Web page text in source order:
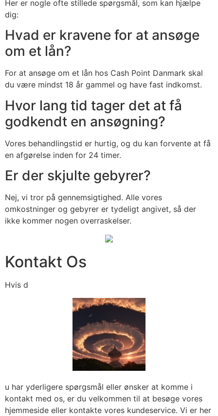
Her er nogle ofte stillede spørgsmål, som kan hjælpe
dig:
Hvad er kravene for at ansøge
om et lån?
For at ansøge om et lån hos Cash Point Danmark skal
du være mindst 18 år gammel og have fast indkomst.
Hvor lang tid tager det at få
godkendt en ansøgning?
Vores behandlingstid er hurtig, og du kan forvente at få
en afgørelse inden for 24 timer.
Er der skjulte gebyrer?
Nej, vi tror på gennemsigtighed. Alle vores
omkostninger og gebyrer er tydeligt angivet, så der
ikke kommer nogen overraskelser.
Kontakt Os
Hvis d
u har yderligere spørgsmål eller ønsker at komme i
kontakt med os, er du velkommen til at besøge vores
hjemmeside eller kontakte vores kundeservice. Vi er her